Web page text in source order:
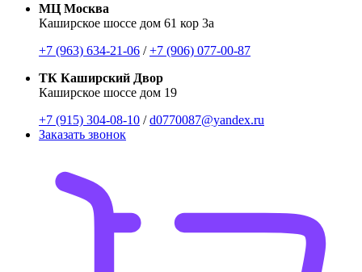
МЦ Москва
Каширское шоссе дом 61 кор 3а
+7 (963) 634-21-06 /+7 (906) 077-00-87
ТК Каширский Двор
Каширское шоссе дом 19
+7 (915) 304-08-10 /d0770087@yandex.ru
Заказать звонок